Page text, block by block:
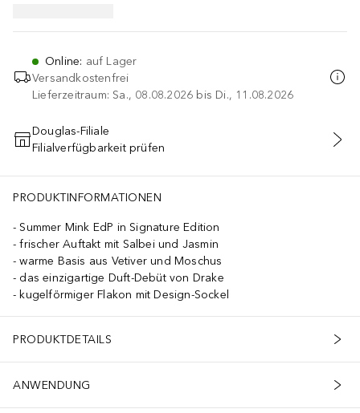
Online: auf Lager
Versandkostenfrei
Lieferzeitraum: Sa., 08.08.2026 bis Di., 11.08.2026
IN DEN WARENKORB
Douglas-Filiale
Filialverfügbarkeit prüfen
PRODUKTINFORMATIONEN
Summer Mink EdP in Signature Edition
frischer Auftakt mit Salbei und Jasmin
warme Basis aus Vetiver und Moschus
das einzigartige Duft-Debüt von Drake
kugelförmiger Flakon mit Design-Sockel
PRODUKTDETAILS
ANWENDUNG